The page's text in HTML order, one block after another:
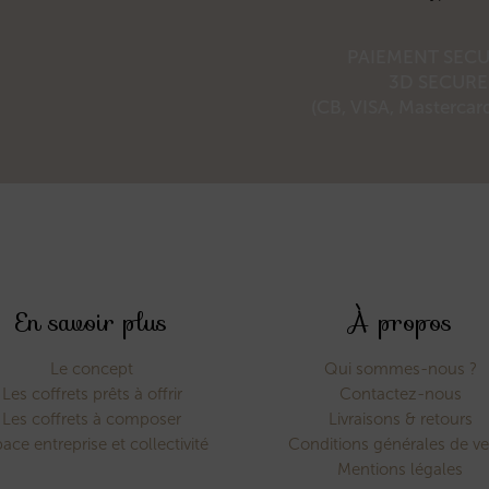
En savoir plus
Le concept
Les coffrets prêts à offrir
Les coffrets à composer
entreprise et collectivité
À propos
Qui sommes-nous ?
Contactez-nous
Livraisons & retours
Conditions générales de
Mentions légales